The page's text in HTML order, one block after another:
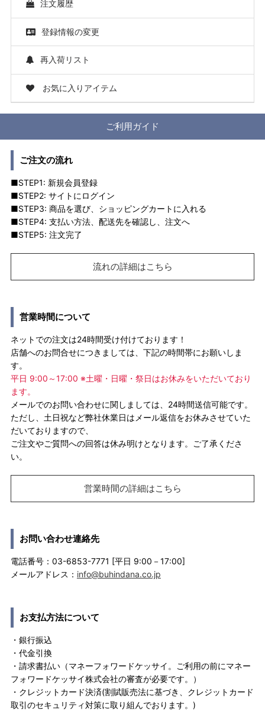
注文履歴
登録情報の変更
再入荷リスト
お気に入りアイテム
ご利用ガイド
ご注文の流れ
■STEP1: 新規会員登録
■STEP2: サイトにログイン
■STEP3: 商品を選び、ショッピングカートに入れる
■STEP4: 支払い方法、配送先を確認し、注文へ
■STEP5: 注文完了
流れの詳細はこちら
営業時間について
ネットでの注文は24時間受け付けております！
店舗へのお問合せにつきましては、下記の時間帯にお願いしま
す。
平日 9:00～17:00 ※土曜・日曜・祭日はお休みをいただいており
ます。
メールでのお問い合わせに関しましては、24時間送信可能です。
ただし、土日祝など弊社休業日はメール返信をお休みさせていた
だいておりますので、
ご注文やご質問への回答は休み明けとなります。ご了承くださ
い。
営業時間の詳細はこちら
お問い合わせ連絡先
電話番号：03-6853-7771 [平日 9:00－17:00]
メールアドレス： info@buhindana.co.jp
お支払方法について
・銀行振込
・代金引換
・請求書払い（マネーフォワードケッサイ。ご利用の前にマネー
フォワードケッサイ株式会社の審査が必要です。）
・クレジットカード決済(割賦販売法に基づき、クレジットカード
取引のセキュリティ対策に取り組んでおります。)